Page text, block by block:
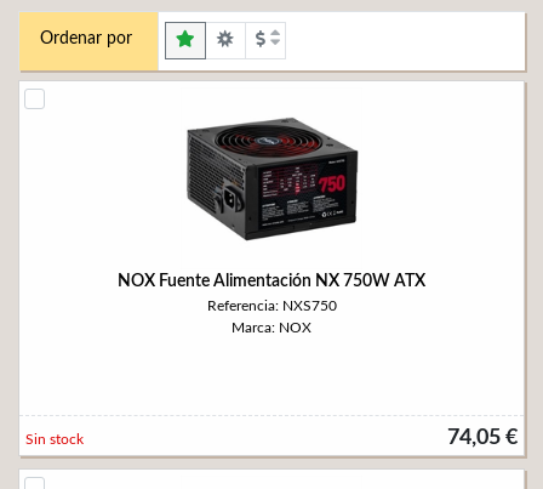
Ordenar por
NOX Fuente Alimentación NX 750W ATX
Referencia: NXS750
Marca: NOX
74,05 €
Sin stock